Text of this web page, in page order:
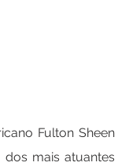
Fulton Sheen
dos mais atuantes